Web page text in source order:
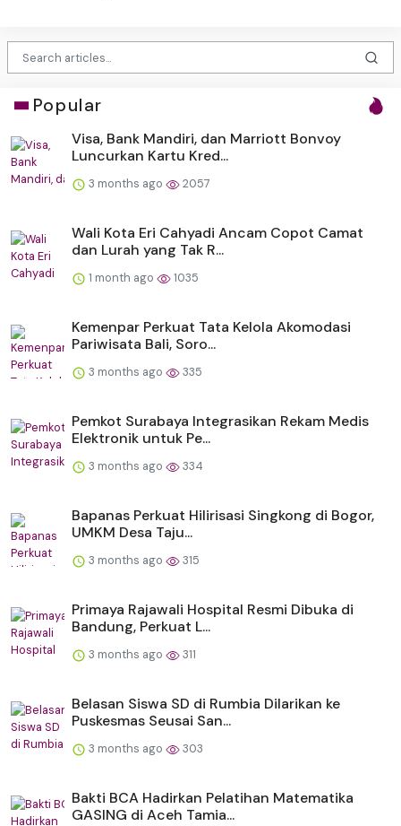
Popular
Visa, Bank Mandiri, dan Marriott Bonvoy
Luncurkan Kartu Kred...
3 months ago 2057
Wali Kota Eri Cahyadi Ancam Copot Camat
dan Lurah yang Tak R...
1 month ago 1035
Kemenpar Perkuat Tata Kelola Akomodasi
Pariwisata Bali, Soro...
3 months ago 335
Pemkot Surabaya Integrasikan Rekam Medis
Elektronik untuk Pe...
3 months ago 334
Bapanas Perkuat Hilirisasi Singkong di Bogor,
UMKM Desa Taju...
3 months ago 315
Primaya Rajawali Hospital Resmi Dibuka di
Bandung, Perkuat L...
3 months ago 311
Belasan Siswa SD di Rumbia Dilarikan ke
Puskesmas Seusai San...
3 months ago 303
Bakti BCA Hadirkan Pelatihan Matematika
GASING di Aceh Tamia...